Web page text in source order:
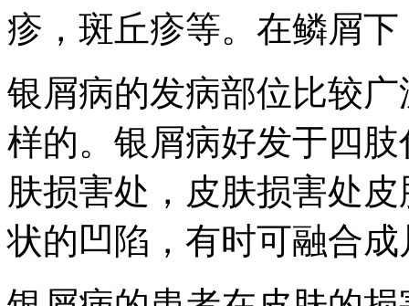
疹，斑丘疹等。在鳞屑
银屑病的发病部位比较
样的。银屑病好发于四
肤损害处，皮肤损害处
状的凹陷，有时可融合